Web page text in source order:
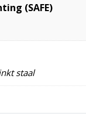
(SAFE)
staal